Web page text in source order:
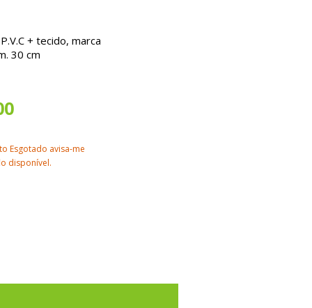
+ tecido, marca
30 cm
Esgotado avisa-me
disponível.